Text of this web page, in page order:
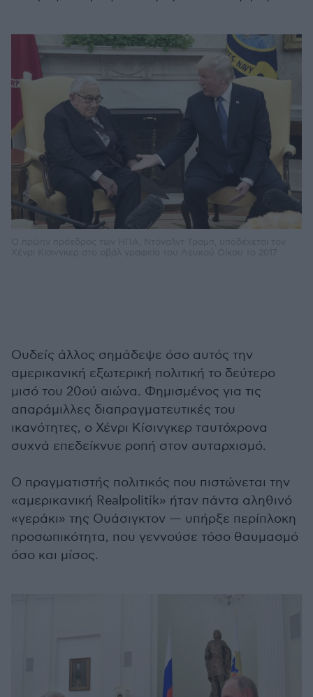
Ουδείς άλλος σημάδεψε όσο αυτός την
αμερικανική εξωτερική πολιτική το δεύτερο
μισό του 20ού αιώνα. Φημισμένος για τις
απαράμιλλες διαπραγματευτικές του
ικανότητες, ο Χένρι Κίσινγκερ ταυτόχρονα
συχνά επεδείκνυε ροπή στον αυταρχισμό.
Ο πραγματιστής πολιτικός που πιστώνεται την
«αμερικανική Realpolitik» ήταν πάντα αληθινό
«γεράκι» της Ουάσιγκτον — υπήρξε περίπλοκη
προσωπικότητα, που γεννούσε τόσο θαυμασμό
όσο και μίσος.